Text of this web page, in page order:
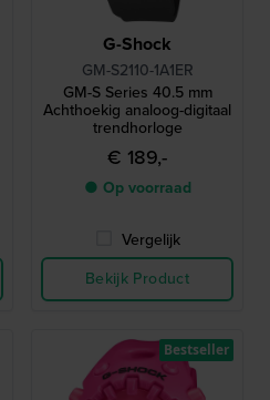
G-Shock
GM-S2110-1A1ER
GM-S Series 40.5 mm
Achthoekig analoog-digitaal
trendhorloge
€ 189,-
● Op voorraad
Vergelijk
Bekijk Product
Bestseller